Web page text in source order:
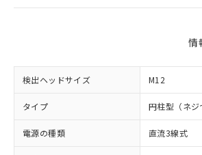
情
検出ヘッドサイズ M12
タイプ 円柱型（ネ
電源の種類 直流3線式